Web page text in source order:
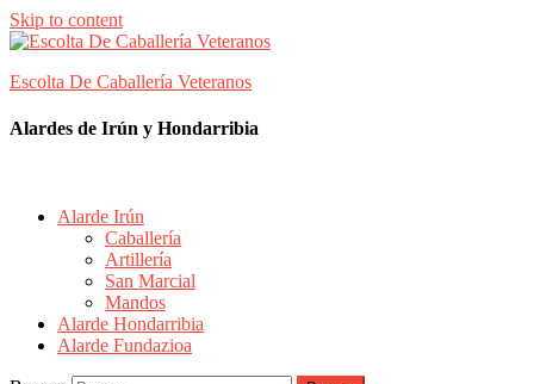
Skip to content
Escolta De Caballería Veteranos
Alardes de Irún y Hondarribia
Alarde Irún
Caballería
Artillería
San Marcial
Mandos
Alarde Hondarribia
Alarde Fundazioa